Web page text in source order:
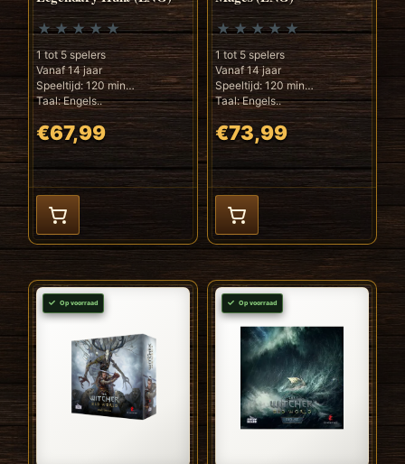
1 tot 5 spelers
Vanaf 14 jaar
Speeltijd: 120 min
Taal: Engels..
€67,99
1 tot 5 spelers
Vanaf 14 jaar
Speeltijd: 120 min
Taal: Engels..
€73,99
Op voorraad Op voorraad